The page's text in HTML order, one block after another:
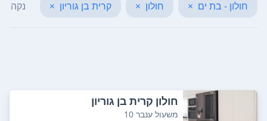
חולון - בת ים × חולון × קרית בן גוריון × נקה
חולון קרית בן גוריון
משעול ענבר 10